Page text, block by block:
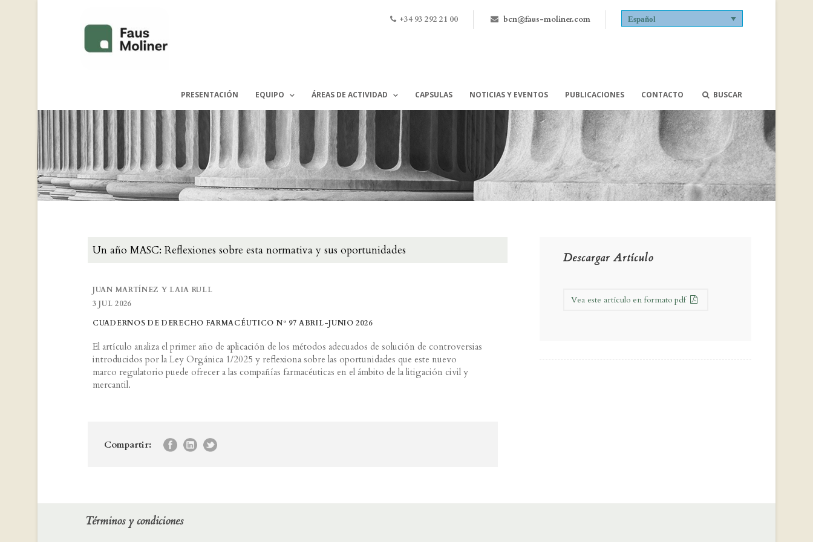
+34 93 292 21 00 bcn@faus-moliner.com Español
PRESENTACIÓN EQUIPO ÁREAS DE ACTIVIDAD CAPSULAS NOTICIAS Y EVENTOS PUBLICACIONES CONTACTO BUSCAR
Un año MASC: Reflexiones sobre esta normativa y sus oportunidades
JUAN MARTÍNEZ Y LAIA RULL
3 JUL 2026
CUADERNOS DE DERECHO FARMACÉUTICO Nº 97 ABRIL-JUNIO 2026
El artículo analiza el primer año de aplicación de los métodos adecuados de solución de controversias
introducidos por la Ley Orgánica 1/2025 y reflexiona sobre las oportunidades que este nuevo
marco regulatorio puede ofrecer a las compañías farmacéuticas en el ámbito de la litigación civil y
mercantil.
Compartir:
Descargar Artículo
Vea este artículo en formato pdf
Términos y condiciones